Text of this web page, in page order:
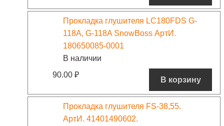
Прокладка глушителя LC180FDS G-
118A, G-118A SnowBoss АртИ.
180650085-0001
В наличии
90.00 ₽
В корзину
Прокладка глушителя FS-38,55.
АртИ. 41401490602.